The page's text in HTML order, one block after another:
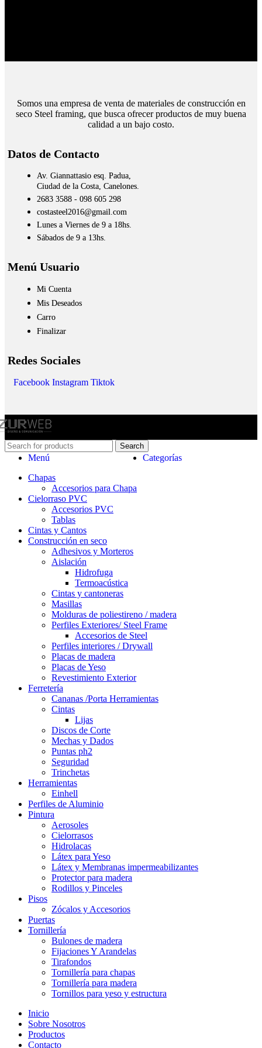
Somos una empresa de venta de materiales de construcción en
seco Steel framing, que busca ofrecer productos de muy buena
calidad a un bajo costo.
Datos de Contacto
Av. Giannattasio esq. Padua,
Ciudad de la Costa, Canelones.
2683 3588 - 098 605 298
costasteel2016@gmail.com
Lunes a Viernes de 9 a 18hs.
Sábados de 9 a 13hs.
Menú Usuario
Mi Cuenta
Mis Deseados
Carro
Finalizar
Redes Sociales
Facebook Instagram Tiktok
Search
Menú
Categorías
Chapas
Accesorios para Chapa
Cielorraso PVC
Accesorios PVC
Tablas
Cintas y Cantos
Construcción en seco
Adhesivos y Morteros
Aislación
Hidrofuga
Termoacústica
Cintas y cantoneras
Masillas
Molduras de poliestireno / madera
Perfiles Exteriores/ Steel Frame
Accesorios de Steel
Perfiles interiores / Drywall
Placas de madera
Placas de Yeso
Revestimiento Exterior
Ferretería
Cananas /Porta Herramientas
Cintas
Lijas
Discos de Corte
Mechas y Dados
Puntas ph2
Seguridad
Trinchetas
Herramientas
Einhell
Perfiles de Aluminio
Pintura
Aerosoles
Cielorrasos
Hidrolacas
Látex para Yeso
Látex y Membranas impermeabilizantes
Protector para madera
Rodillos y Pinceles
Pisos
Zócalos y Accesorios
Puertas
Tornillería
Bulones de madera
Fijaciones Y Arandelas
Tirafondos
Tornillería para chapas
Tornillería para madera
Tornillos para yeso y estructura
Inicio
Sobre Nosotros
Productos
Contacto